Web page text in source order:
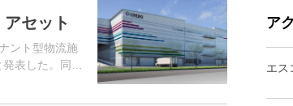
セット
ント型物流施
表した。同施
ア
エス